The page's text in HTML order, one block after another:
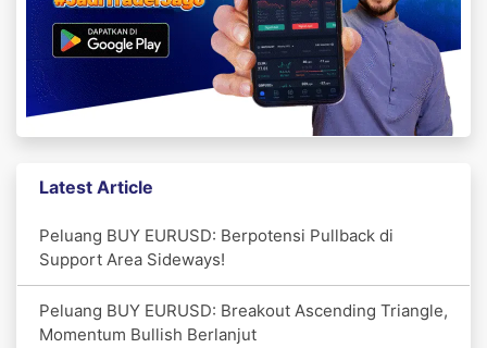
Latest Article
Peluang BUY EURUSD: Berpotensi Pullback di
Support Area Sideways!
Peluang BUY EURUSD: Breakout Ascending Triangle,
Momentum Bullish Berlanjut